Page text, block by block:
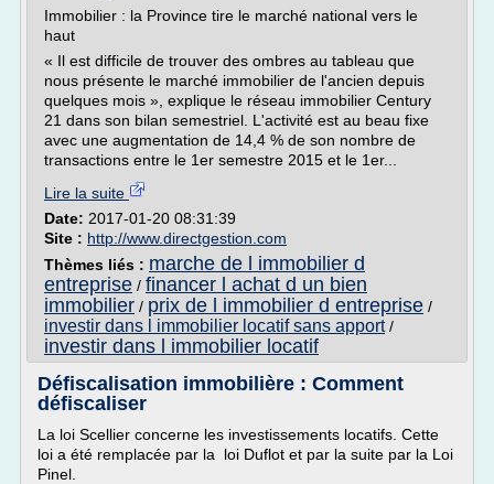
Immobilier : la Province tire le marché national vers le
haut
« Il est difficile de trouver des ombres au tableau que
nous présente le marché immobilier de l'ancien depuis
quelques mois », explique le réseau immobilier Century
21 dans son bilan semestriel. L'activité est au beau fixe
avec une augmentation de 14,4 % de son nombre de
transactions entre le 1er semestre 2015 et le 1er...
Lire la suite
Date: 2017-01-20 08:31:39
Site : http://www.directgestion.com
Thèmes liés : marche de l immobilier d
entreprise / financer l achat d un bien
immobilier / prix de l immobilier d entreprise /
investir dans l immobilier locatif sans apport/
investir dans l immobilier locatif
Défiscalisation immobilière : Comment
défiscaliser
La loi Scellier concerne les investissements locatifs. Cette
loi a été remplacée par la loi Duflot et par la suite par la Loi
Pinel.